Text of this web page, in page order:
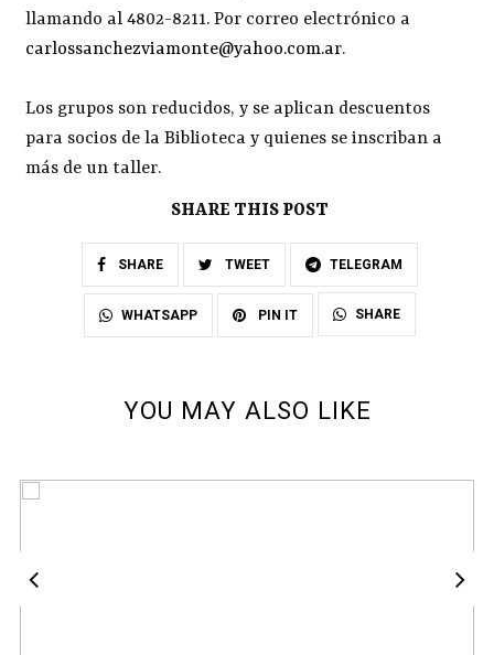
llamando al 4802-8211. Por correo electrónico a
carlossanchezviamonte@yahoo.com.ar.
Los grupos son reducidos, y se aplican descuentos
para socios de la Biblioteca y quienes se inscriban a
más de un taller.
SHARE THIS POST
SHARE TWEET TELEGRAM
WHATSAPP PIN IT SHARE
YOU MAY ALSO LIKE